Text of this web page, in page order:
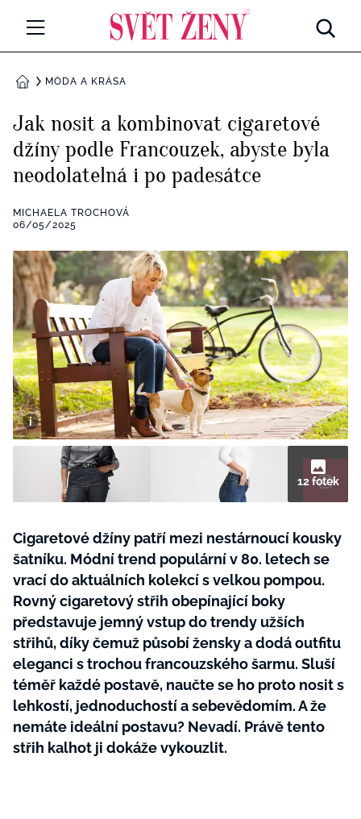
Všechny kategorie
Rozhovory
RETROHUBKY
Všechny kategorie
Seberozvoj
Všechny kategorie
Životní styl
ZÁBAVA
Všechny kategorie
Testy a kvízy
BYDLENÍ
Všechny kategorie
Tvoření
Rady a tipy
BurdaMedia
Extra
SVĚT ŽENY - 599 KČ
ROČNÍ PŘEDPLATNÉ SVĚT ŽENY +
SADA PRODUKTŮ MANA (10 ks)
DOMŮMÓDA A KRÁSA
Jak nosit a kombinovat cigaretové
džíny podle Francouzek, abyste byla
neodolatelná i po padesátce
MICHAELA TROCHOVÁ
06/05/2025
12 fotek
Cigaretové džíny patří mezi nestárnoucí kousky
šatníku. Módní trend populární v 80. letech se
vrací do aktuálních kolekcí s velkou pompou.
Rovný cigaretový střih obepínající boky
představuje jemný vstup do trendy užších
střihů, díky čemuž působí žensky a dodá outfitu
eleganci s trochou francouzského šarmu. Sluší
téměř každé postavě, naučte se ho proto nosit s
lehkostí, jednoduchostí a sebevědomím. A že
nemáte ideální postavu? Nevadí. Právě tento
střih kalhot ji dokáže vykouzlit.